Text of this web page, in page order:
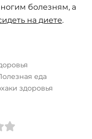
болезням, а
на диете.
еда
здоровья